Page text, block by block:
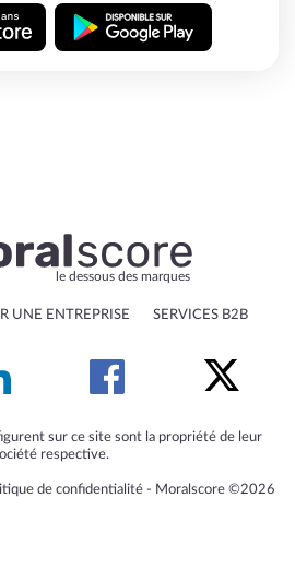
le dessous des marques
UNE ENTREPRISE SERVICES B2B
sur ce site sont la propriété de leur
respective.
de confidentialité‐ Moralscore ©2026